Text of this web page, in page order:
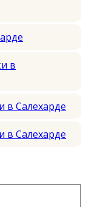
в
в Салехарде
в Салехарде